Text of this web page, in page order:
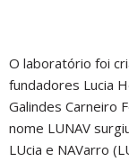
O laboratório foi
fundadores Lucia
Galindes Carneiro
nome LUNAV
LUcia e NAVarro